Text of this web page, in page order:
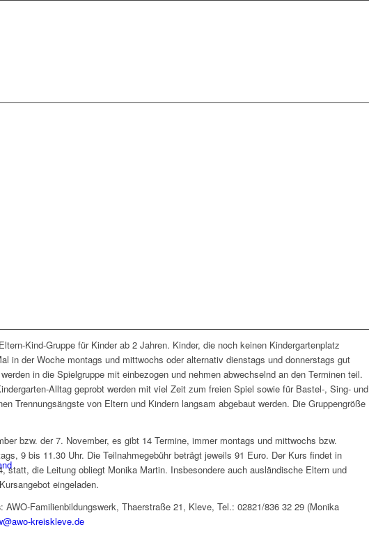
Kind-Gruppe für Kinder ab 2 Jahren. Kinder, die noch keinen Kindergartenplatz
in der Woche montags und mittwochs oder alternativ dienstags und donnerstags gut
in die Spielgruppe mit einbezogen und nehmen abwechselnd an den Terminen teil.
Alltag geprobt werden mit viel Zeit zum freien Spiel sowie für Bastel-, Sing- und
Trennungsängste von Eltern und Kindern langsam abgebaut werden. Die Gruppengröße
bzw. der 7. November, es gibt 14 Termine, immer montags und mittwochs bzw.
9 bis 11.30 Uhr. Die Teilnahmegebühr beträgt jeweils 91 Euro. Der Kurs findet in
statt, die Leitung obliegt Monika Martin. Insbesondere auch ausländische Eltern und
eingeladen.
: AWO-Familienbildungswerk, Thaerstraße 21, Kleve, Tel.: 02821/836 32 29 (Monika
kreiskleve.de